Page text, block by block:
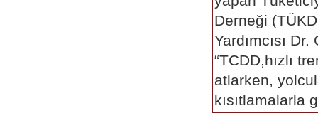
Derneği
Yardımcısı
“TCDD,hızlı
atlarken,
kısıtlamalarla